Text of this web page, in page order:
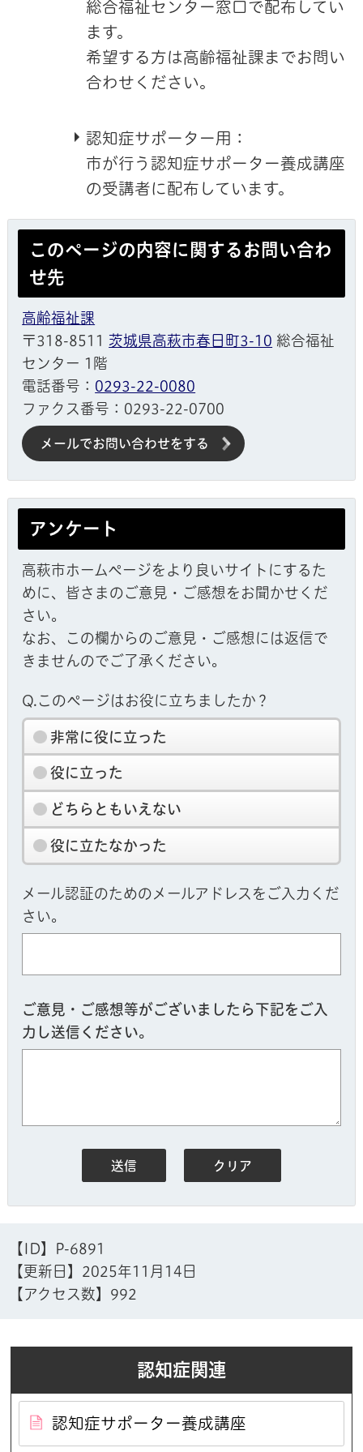
総合福祉センター窓口で配布してい
ます。
希望する方は高齢福祉課までお問い
合わせください。
認知症サポーター用：
市が行う認知症サポーター養成講座
の受講者に配布しています。
このページの内容に関するお問い合わ
せ先
高齢福祉課
〒318-8511 茨城県高萩市春日町3-10 総合福祉
センター 1階
電話番号： 0293-22-0080
ファクス番号：0293-22-0700
メールでお問い合わせをする
アンケート
高萩市ホームページをより良いサイトにするた
めに、皆さまのご意見・ご感想をお聞かせくだ
さい。
なお、この欄からのご意見・ご感想には返信で
きませんのでご了承ください。
Q.このページはお役に立ちましたか？
非常に役に立った
役に立った
どちらともいえない
役に立たなかった
メール認証のためのメールアドレスをご入力くだ
さい。
ご意見・ご感想等がございましたら下記をご入
力し送信ください。
【ID】
P-6891
【更新日】 2025年11月14日
【アクセス数】 992
認知症関連
認知症サポーター養成講座